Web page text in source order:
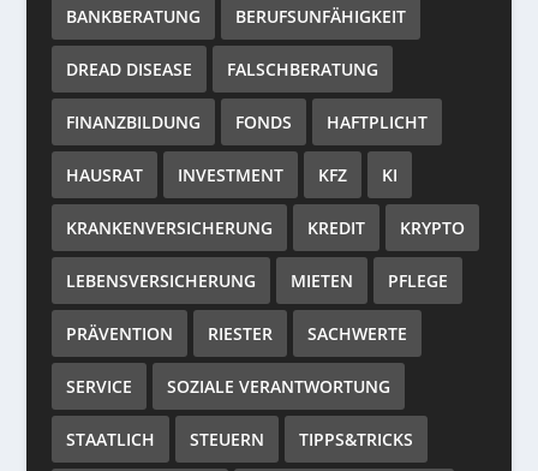
BANKBERATUNG BERUFSUNFÄHIGKEIT
DREAD DISEASE FALSCHBERATUNG
FINANZBILDUNG FONDS HAFTPLICHT
HAUSRAT INVESTMENT KFZ KI
KRANKENVERSICHERUNG KREDIT KRYPTO
LEBENSVERSICHERUNG MIETEN PFLEGE
PRÄVENTION RIESTER SACHWERTE
SERVICE SOZIALE VERANTWORTUNG
STAATLICH STEUERN TIPPS&TRICKS